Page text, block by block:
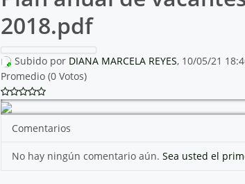
2018.pdf
Subido por DIANA MARCELA REYES, 10/05/21
Promedio (0 Votos)
Comentarios
No hay ningún comentario aún. Sea usted el